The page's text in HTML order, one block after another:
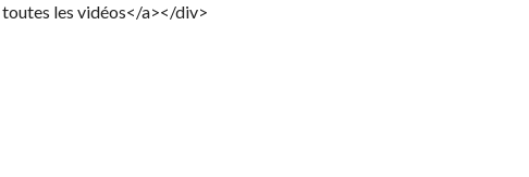
toutes les vidéos</a></div>